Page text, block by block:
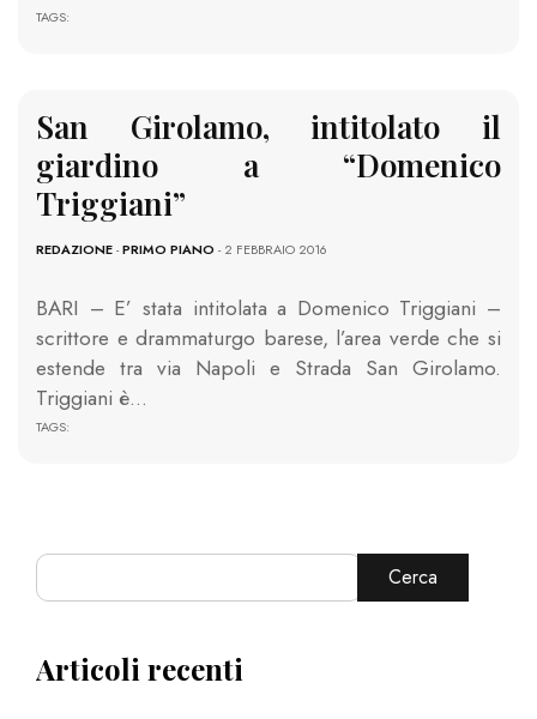
TAGS:
San Girolamo, intitolato il
giardino a “Domenico
Triggiani”
REDAZIONE-PRIMO PIANO - 2 FEBBRAIO 2016
BARI – E’ stata intitolata a Domenico Triggiani –
scrittore e drammaturgo barese, l’area verde che si
estende tra via Napoli e Strada San Girolamo.
Triggiani è…
TAGS:
Cerca
Articoli recenti